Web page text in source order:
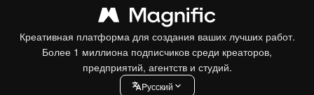
Креативная платформа для создания ваших лучших работ.
Более 1 миллиона подписчиков среди креаторов,
предприятий, агентств и студий.
Pусский